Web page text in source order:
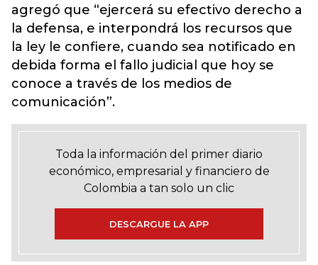
agregó que “ejercerá su efectivo derecho a
la defensa, e interpondrá los recursos que
la ley le confiere, cuando sea notificado en
debida forma el fallo judicial que hoy se
conoce a través de los medios de
comunicación”.
Toda la información del primer diario
económico, empresarial y financiero de
Colombia a tan solo un clic
DESCARGUE LA APP